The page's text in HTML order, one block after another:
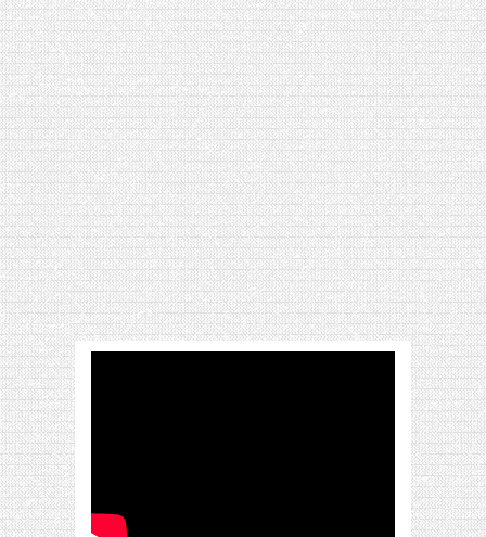
[VIDÉO] LA SÉLECTION DU MOIS
#JANVIER2024
[VIDÉO] HELLOFRESH #34 : IDÉES
RECETTES RISOTTO